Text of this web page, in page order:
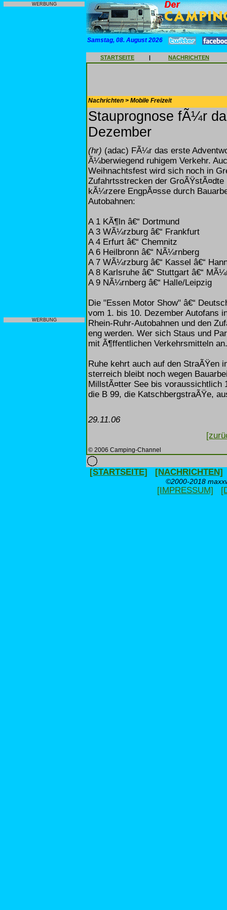
WERBUNG
WERBUNG
Samstag, 08. August 2026
STARTSEITE | NACHRICHTEN
Nachrichten > Mobile Freizeit
Stauprognose fÃ¼r
Dezember
(hr) (adac) FÃ¼r das erste
Ã¼berwiegend ruhigem Verkehr.
Weihnachtsfest wird sich noch in
Zufahrtsstrecken der
kÃ¼rzere EngpÃ¤sse durch
Autobahnen:
A 1 KÃ¶ln â€“ Dortmund
A 3 WÃ¼rzburg â€“ Frankfurt
A 4 Erfurt â€“ Chemnitz
A 6 Heilbronn â€“ NÃ¼rnberg
A 7 WÃ¼rzburg â€“ Kassel â€“
A 8 Karlsruhe â€“ Stuttgart â€“
A 9 NÃ¼rnberg â€“ Halle/Leipzig
Die "Essen Motor Show" â€“
vom 1. bis 10. Dezember Autofans
Rhein-Ruhr-Autobahnen und den
eng werden. Wer sich Staus und
mit Ã¶ffentlichen Verkehrsmitteln an.
Ruhe kehrt auch auf den StraÃŸen
sterreich bleibt noch wegen
MillstÃ¤tter See bis voraussichtlich
die B 99, die KatschbergstraÃŸe,
29.11.06
© 2006 Camping-Channel
[STARTSEITE] [NACHRICHTEN]
©2000-2018
[IMPRESSUM]